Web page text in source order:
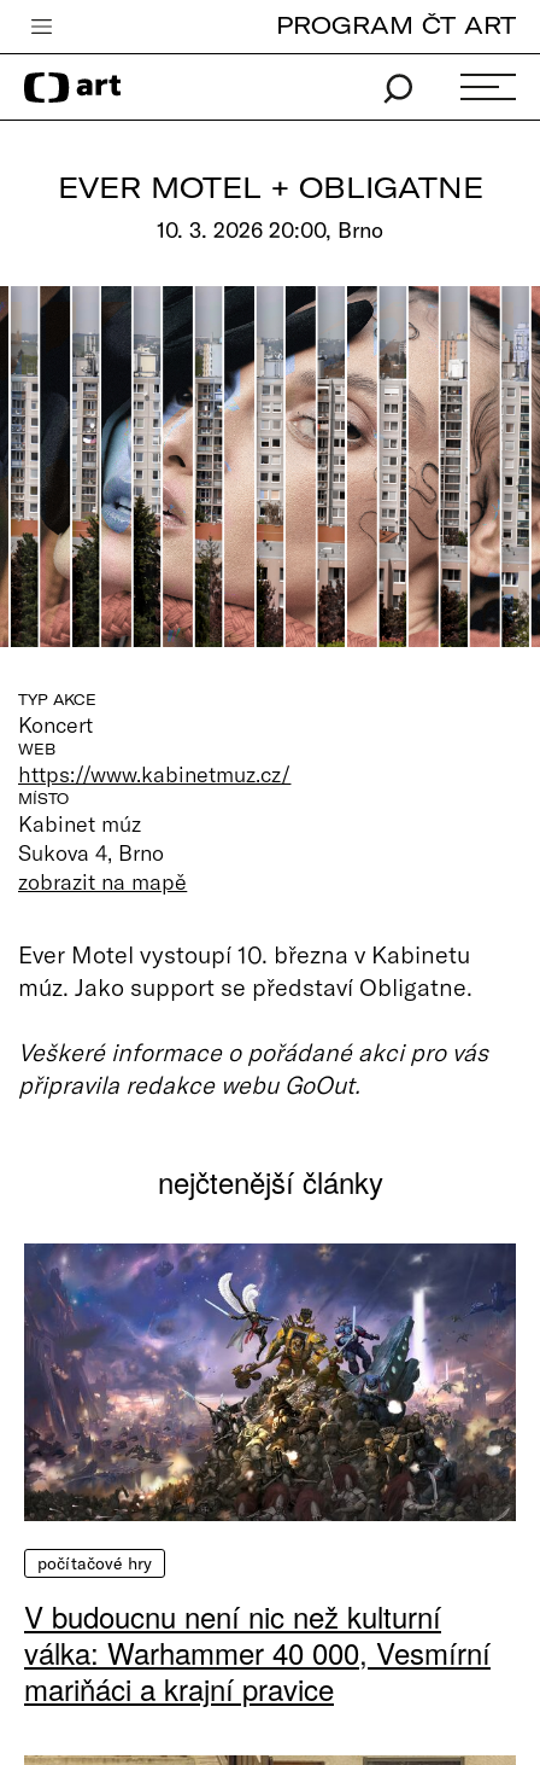
Česká televize
Zpravodajství
Pro děti
edu
Vše o ČT
PROGRAM ČT ART
EVER MOTEL + OBLIGATNE
10. 3. 2026 20:00, Brno
TYP AKCE
Koncert
WEB
https://www.kabinetmuz.cz/
MÍSTO
Kabinet múz
Sukova 4, Brno
zobrazit na mapě
Ever Motel vystoupí 10. března v Kabinetu
múz. Jako support se představí Obligatne.
Veškeré informace o pořádané akci pro vás
připravila redakce webu GoOut.
nejčtenější články
počítačové hry
V budoucnu není nic než kulturní
válka: Warhammer 40 000, Vesmírní
mariňáci a krajní pravice